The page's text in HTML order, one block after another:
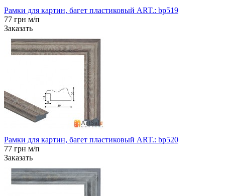
Рамки для картин, багет пластиковый ART.: bp519
77 грн м/п
Заказать
Рамки для картин, багет пластиковый ART.: bp520
77 грн м/п
Заказать